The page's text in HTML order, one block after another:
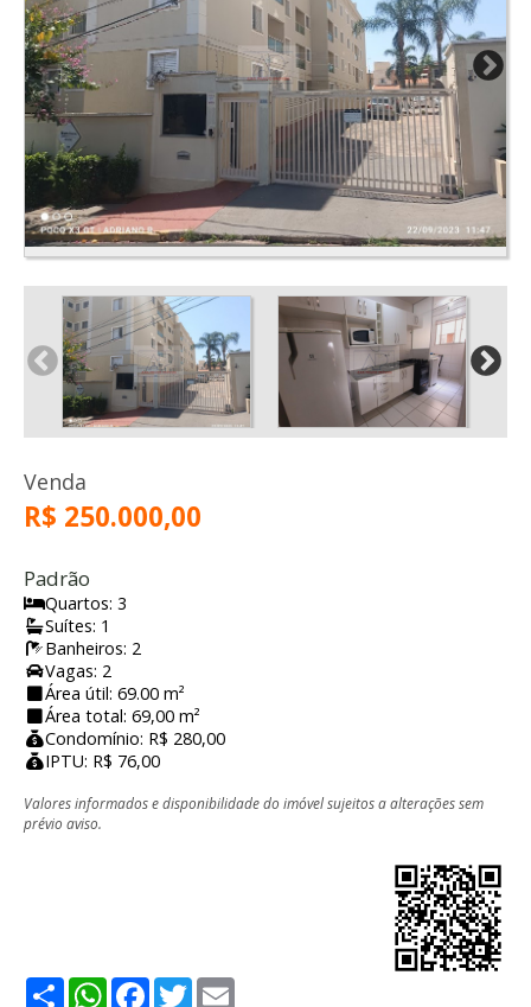
Venda
R$ 250.000,00
Padrão
Quartos: 3
Suítes: 1
Banheiros: 2
Vagas: 2
Área útil: 69.00 m²
Área total: 69,00 m²
Condomínio: R$ 280,00
IPTU: R$ 76,00
Valores informados e disponibilidade do imóvel sujeitos a alterações sem
prévio aviso.
ShareWhatsApp
Facebook
Twitter